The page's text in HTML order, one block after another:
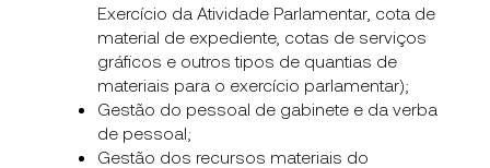
Exercício da Atividade Parlamentar, cota de
material de expediente, cotas de serviços
gráficos e outros tipos de quantias de
materiais para o exercício parlamentar);
Gestão do pessoal de gabinete e da verba
de pessoal;
Gestão dos recursos materiais do